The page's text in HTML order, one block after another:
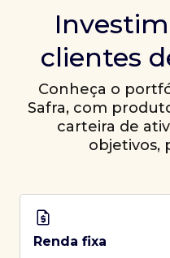
clientes
Conheça o
Safra, com
carteira de
objetivos,
Renda fixa